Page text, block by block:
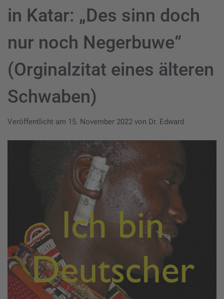
in Katar: „Des sinn doch
nur noch Negerbuwe“
(Orginalzitat eines älteren
Schwaben)
Veröffentlicht am 15. November 2022 von Dr. Edward